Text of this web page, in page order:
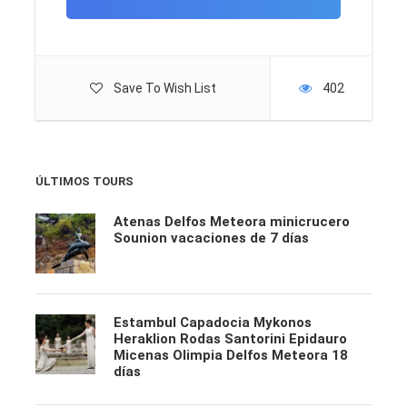
Save To Wish List 402
ÚLTIMOS TOURS
Atenas Delfos Meteora minicrucero
Sounion vacaciones de 7 días
Estambul Capadocia Mykonos
Heraklion Rodas Santorini Epidauro
Micenas Olimpia Delfos Meteora 18
días
Itinerario
Llegada a Estambul, recepción & asistencia en el
aeropuerto y traslado al hotel elegido. Resto del día libre.
POR LA CIUDAD CON ALMUERZO
Recorrido de día completo por los principales